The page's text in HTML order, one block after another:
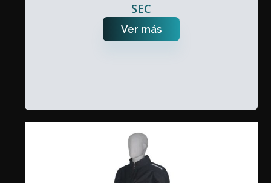
SEC
Ver más